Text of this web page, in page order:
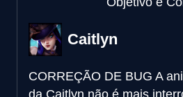
Caitlyn
CORREÇÃO DE BUG A
da Caitlyn não é mais